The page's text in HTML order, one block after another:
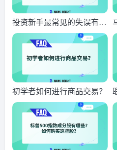
投资新手最常见的失误有哪
些？
初学者如何进行商品交易？